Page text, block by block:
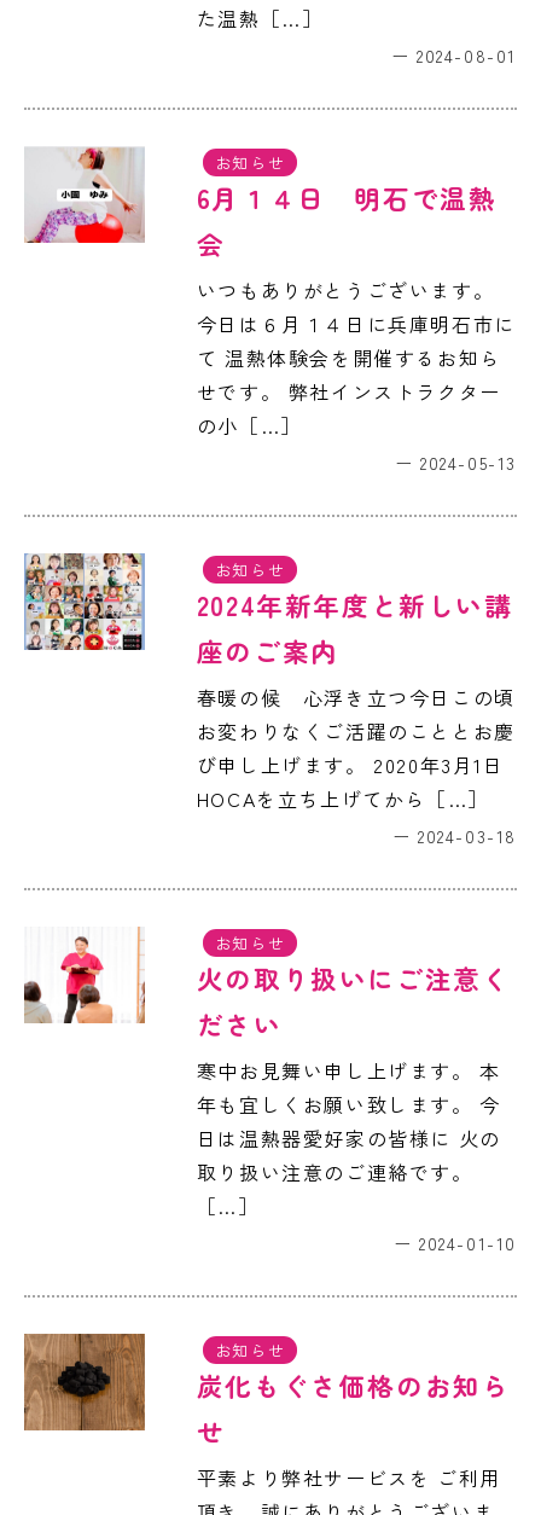
た温熱［…］
2024-08-01
お知らせ
6月１４日 明石で温熱
会
いつもありがとうございます。
今日は６月１４日に兵庫明石市に
て 温熱体験会を開催するお知ら
せです。 弊社インストラクター
の小［…］
2024-05-13
お知らせ
2024年新年度と新しい講
座のご案内
春暖の候 心浮き立つ今日この頃
お変わりなくご活躍のこととお慶
び申し上げます。 2020年3月1日
HOCAを立ち上げてから［…］
2024-03-18
お知らせ
火の取り扱いにご注意く
ださい
寒中お見舞い申し上げます。 本
年も宜しくお願い致します。 今
日は温熱器愛好家の皆様に 火の
取り扱い注意のご連絡です。
［…］
2024-01-10
お知らせ
炭化もぐさ価格のお知ら
せ
平素より弊社サービスを ご利用